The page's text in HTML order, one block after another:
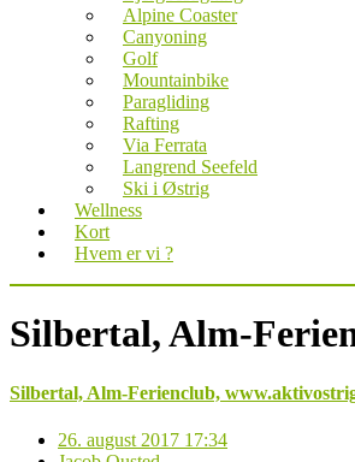
Alpine Coaster
Canyoning
Golf
Mountainbike
Paragliding
Rafting
Via Ferrata
Langrend Seefeld
Ski i Østrig
Wellness
Kort
Hvem er vi ?
Silbertal, Alm-
Silbertal, Alm-Ferienclub,
26. august 2017 17:34